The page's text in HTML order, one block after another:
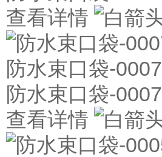
查看详情
防水束口袋-0007
防水束口袋-0007
查看详情